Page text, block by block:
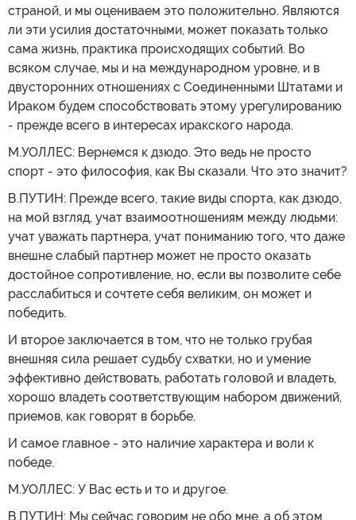
страной, и мы оцениваем это положительно. Являются
ли эти усилия достаточными, может показать только
сама жизнь, практика происходящих событий. Во
всяком случае, мы и на международном уровне, и в
двусторонних отношениях с Соединенными Штатами и
Ираком будем способствовать этому урегулированию
- прежде всего в интересах иракского народа.
М.УОЛЛЕС: Вернемся к дзюдо. Это ведь не просто
спорт - это философия, как Вы сказали. Что это значит?
В.ПУТИН: Прежде всего, такие виды спорта, как дзюдо,
на мой взгляд, учат взаимоотношениям между людьми:
учат уважать партнера, учат пониманию того, что даже
внешне слабый партнер может не просто оказать
достойное сопротивление, но, если вы позволите себе
расслабиться и сочтете себя великим, он может и
победить.
И второе заключается в том, что не только грубая
внешняя сила решает судьбу схватки, но и умение
эффективно действовать, работать головой и владеть,
хорошо владеть соответствующим набором движений,
приемов, как говорят в борьбе.
И самое главное - это наличие характера и воли к
победе.
М.УОЛЛЕС: У Вас есть и то и другое.
В.ПУТИН: Мы сейчас говорим не обо мне, а об этом